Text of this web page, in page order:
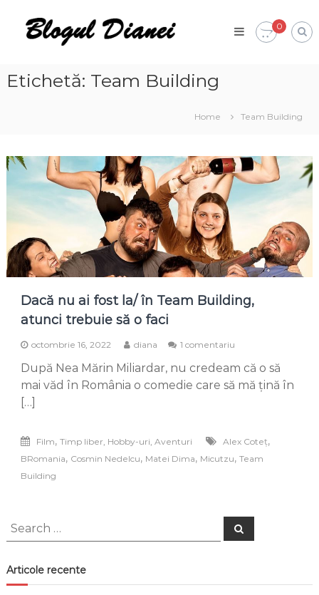
content
Blogul
Dianei
opinie,
călătorii
0
Etichetă: Team Building
Home Team Building
Dacă nu ai fost la/ în Team Building,
atunci trebuie să o faci
octombrie 16, 2022 diana 1 comentariu
nu
ai
Building,
atunci
După Nea Mărin Miliardar, nu credeam că o să
mai văd în România o comedie care să mă țină în
[…]
Film, Timp liber, Hobby-uri, Aventuri Alex Coteț,
BRomania, Cosmin Nedelcu, Matei Dima, Micutzu, Team
Building
Search
for:
Search
Articole recente